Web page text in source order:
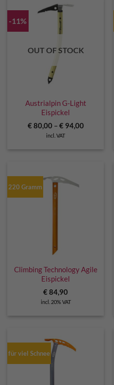
-11%
OUT OF STOCK
Austrialpin G-Light
Eispickel
€80,00– €94,00
incl. VAT
220 Gramm
Climbing Technology Agile
Eispickel
€84,90
incl. 20% VAT
für viel Schnee